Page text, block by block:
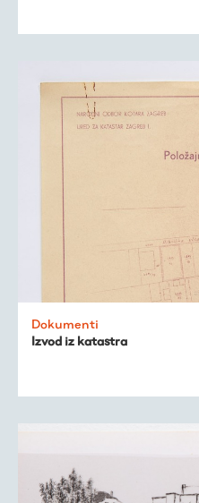
Dokumenti
Izvod iz katastra